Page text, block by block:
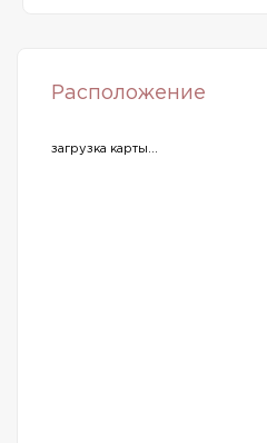
Расположение
загрузка карты...